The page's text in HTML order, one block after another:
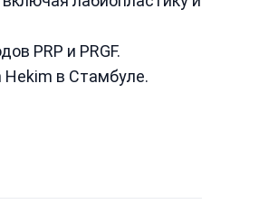
PRP и PRGF.
Hekim в Стамбуле.